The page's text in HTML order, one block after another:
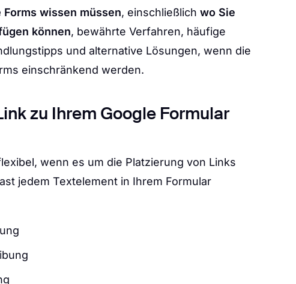
wissen müssen, einschließlich wo Sie
können, bewährte Verfahren, häufige
und alternative Lösungen, wenn die
einschränkend werden.
zu Ihrem Google Formular
wenn es um die Platzierung von Links
jedem Textelement in Ihrem Formular